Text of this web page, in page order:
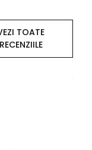
TOATE
RECENZIILE